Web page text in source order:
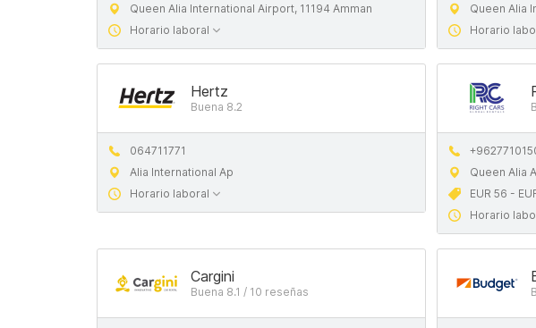
Queen Alia International Airport, 11194 Amman
Horario laboral
Queen Alia
Horario
Hertz
Buena 8.2
064711771
Alia International Ap
Horario laboral
Queen Alia
EUR 56 -
Horario
Cargini
Buena 8.1 / 10 reseñas